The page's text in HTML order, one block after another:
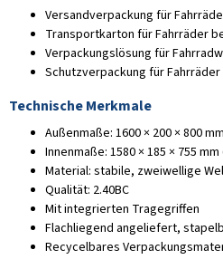
Versandverpackung für
Transportkarton für Fahrräder
Verpackungslösung für
Schutzverpackung für
Technische Merkmale
Außenmaße: 1600 × 200 × 800
Innenmaße: 1580 × 185 × 755 mm
Material: stabile, zweiwellige
Qualität: 2.40BC
Mit integrierten Tragegriffen
Flachliegend angeliefert,
Recycelbares